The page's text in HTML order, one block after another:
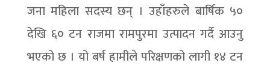
जना महिला सदस्य छन् । उहाँहरुले बार्षिक ५०
देखि ६० टन राजमा रामपुरमा उत्पादन गर्दै आउनु
भएको छ । यो बर्ष हामीले परिक्षणको लागी १४ टन